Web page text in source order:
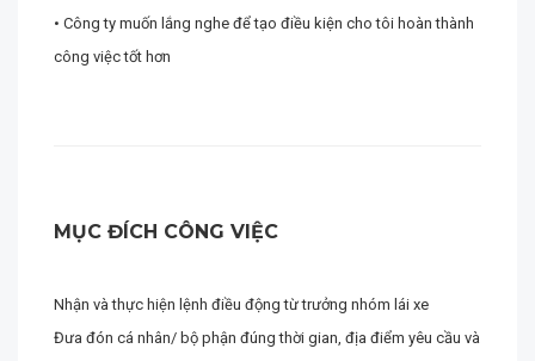
• Công ty muốn lắng nghe để tạo điều kiện cho tôi hoàn thành
công việc tốt hơn
MỤC ĐÍCH CÔNG VIỆC
Nhận và thực hiện lệnh điều động từ trưởng nhóm lái xe
Đưa đón cá nhân/ bộ phận đúng thời gian, địa điểm yêu cầu và